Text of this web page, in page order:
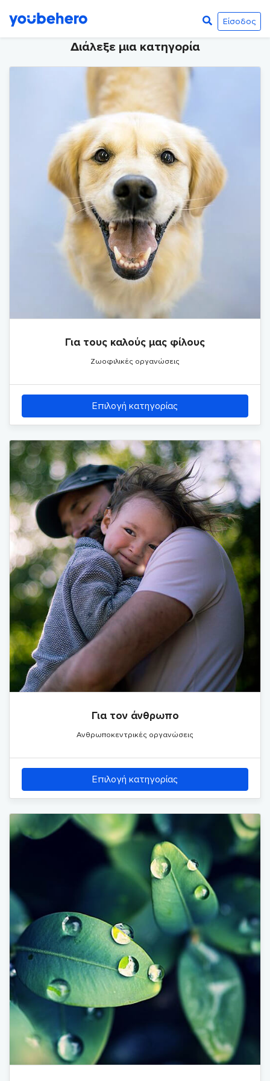
Είσοδος
Διάλεξε μια κατηγορία
Για τους καλούς μας φίλους
Ζωοφιλικές οργανώσεις
Επιλογή κατηγορίας
Για τον άνθρωπο
Ανθρωποκεντρικές οργανώσεις
Επιλογή κατηγορίας